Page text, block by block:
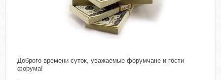
Доброго времени суток, уважаемые форумчане и гости
форума!